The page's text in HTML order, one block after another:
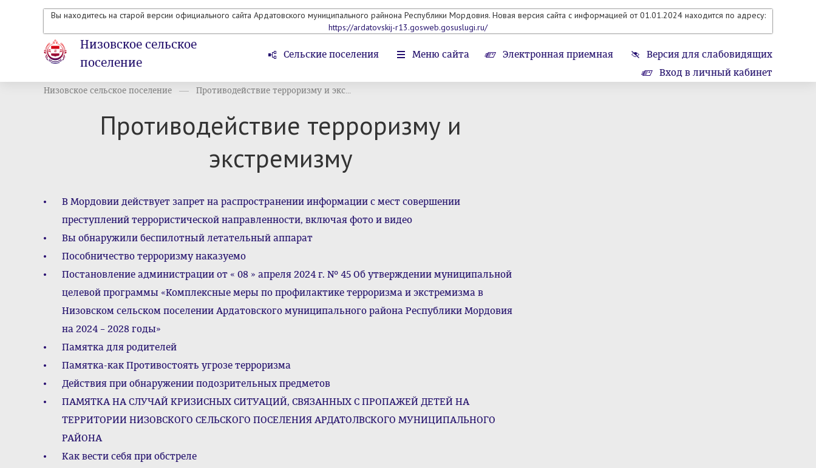
Вы находитесь на старой версии официального сайта Ардатовского муниципального райнона Республики Мордовия. Новая версия сайта с информацией от 01.01.2024 находится по адресу:
https://ardatovskij-r13.gosweb.gosuslugi.ru/
Низовское сельское
поселение
Сельские поселения Меню сайта Электронная приемная
Версия для слабовидящих
Вход в личный кабинет
Низовское сельское поселение Противодействие терроризму и экс...
Противодействие терроризму и
экстремизму
В Мордовии действует запрет на распространении информации с мест совершении
преступлений террористической направленности, включая фото и видео
Вы обнаружили беспилотный летательный аппарат
Пособничество терроризму наказуемо
Постановление администрации от « 08 » апреля 2024 г. № 45 Об утверждении муниципальной
целевой программы «Комплексные меры по профилактике терроризма и экстремизма в
Низовском сельском поселении Ардатовского муниципального района Республики Мордовия
на 2024 – 2028 годы»
Памятка для родителей
Памятка-как Противостоять угрозе терроризма
Действия при обнаружении подозрительных предметов
ПАМЯТКА НА СЛУЧАЙ КРИЗИСНЫХ СИТУАЦИЙ, СВЯЗАННЫХ С ПРОПАЖЕЙ ДЕТЕЙ НА
ТЕРРИТОРИИ НИЗОВСКОГО СЕЛЬСКОГО ПОСЕЛЕНИЯ АРДАТОЛВСКОГО МУНИЦИПАЛЬНОГО
РАЙОНА
Как вести себя при обстреле